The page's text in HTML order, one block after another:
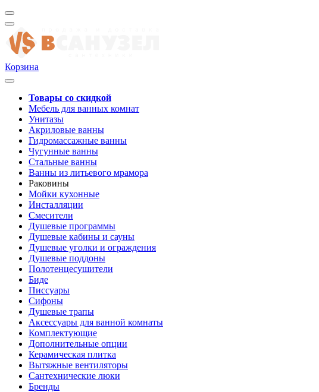
Корзина
Товары со скидкой
Мебель для ванных комнат
Унитазы
Акриловые ванны
Гидромассажные ванны
Чугунные ванны
Стальные ванны
Ванны из литьевого мрамора
Раковины
Мойки кухонные
Инсталляции
Смесители
Душевые программы
Душевые кабины и сауны
Душевые уголки и ограждения
Душевые поддоны
Полотенцесушители
Биде
Писсуары
Сифоны
Душевые трапы
Аксессуары для ванной комнаты
Комплектующие
Дополнительные опции
Керамическая плитка
Вытяжные вентиляторы
Сантехнические люки
Бренды